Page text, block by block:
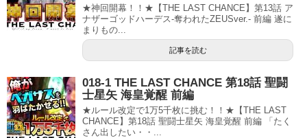
★神回開幕！！★【THE LAST CHANCE】第13話 ア
ナザーゴッドハーデス‐奪われたZEUSver.‐ 前編 遂に
まりもの...
記事を読む
018-1 THE LAST CHANCE 第18話 聖闘
士星矢 海皇覚醒 前編
★ルール改定で1万5千枚に挑む！！★【THE LAST
CHANCE】第18話 聖闘士星矢 海皇覚醒 前編 「たく
さん出したい・・...